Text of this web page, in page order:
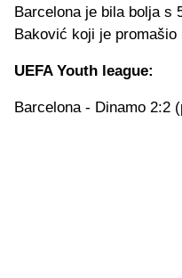
Barcelona je bila bolja s
Baković koji je promašio
UEFA Youth league:
Barcelona - Dinamo 2:2